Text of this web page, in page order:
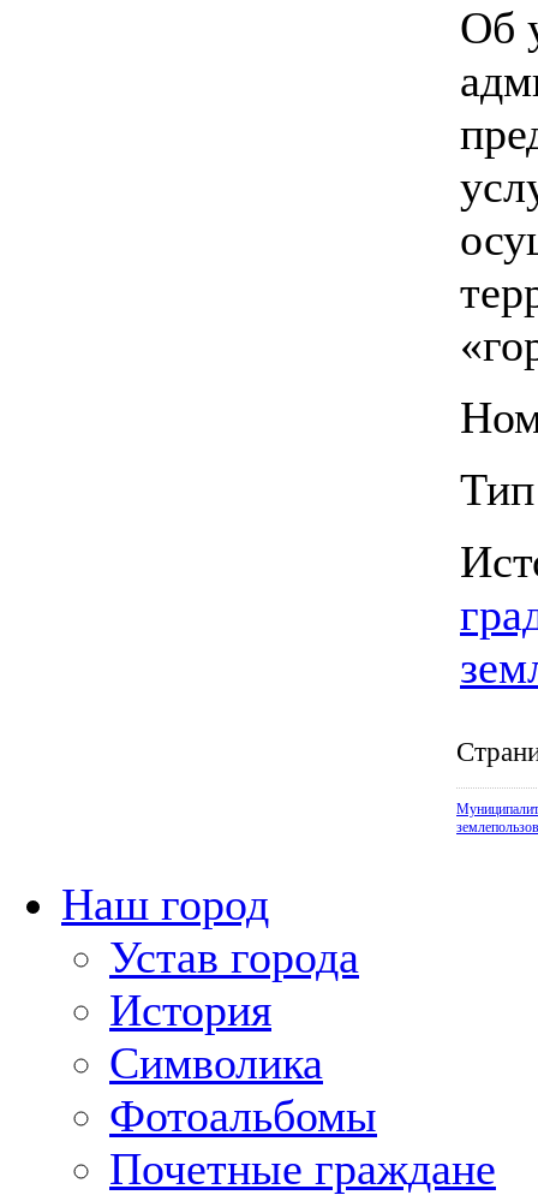
Об
Наш город
Устав города
История
Символика
Фотоальбомы
Почетные граждане